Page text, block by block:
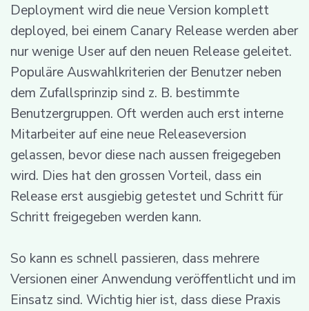
Deployment wird die neue Version komplett
deployed, bei einem Canary Release werden aber
nur wenige User auf den neuen Release geleitet.
Populäre Auswahlkriterien der Benutzer neben
dem Zufallsprinzip sind z. B. bestimmte
Benutzergruppen. Oft werden auch erst interne
Mitarbeiter auf eine neue Releaseversion
gelassen, bevor diese nach aussen freigegeben
wird. Dies hat den grossen Vorteil, dass ein
Release erst ausgiebig getestet und Schritt für
Schritt freigegeben werden kann.
So kann es schnell passieren, dass mehrere
Versionen einer Anwendung veröffentlicht und im
Einsatz sind. Wichtig hier ist, dass diese Praxis